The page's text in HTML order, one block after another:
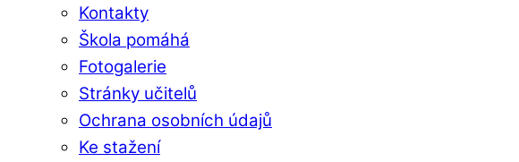
Kontakty
Škola pomáhá
Fotogalerie
Stránky učitelů
Ochrana osobních údajů
Ke stažení